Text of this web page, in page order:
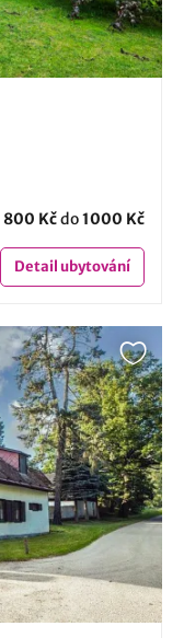
800 Kčdo1000 Kč
Detailubytování